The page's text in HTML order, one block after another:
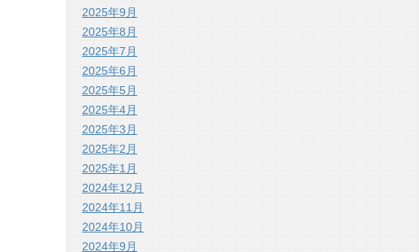
2025年9月
2025年8月
2025年7月
2025年6月
2025年5月
2025年4月
2025年3月
2025年2月
2025年1月
2024年12月
2024年11月
2024年10月
2024年9月